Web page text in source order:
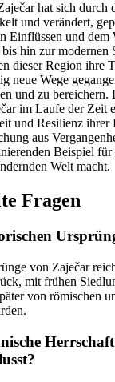
hat sich durch
und verändert,
Einflüssen und dem
hin zur modernen
dieser Region ihre
neue Wege
und zu
im Laufe der Zeit
und Resilienz
aus
Beispiel
Welt macht.
Fragen
von Zaječar
mit frühen
von römischen